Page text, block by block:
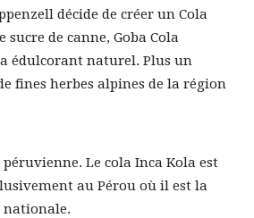
décide de créer un Cola
sucre de canne, Goba Cola
édulcorant naturel. Plus un
fines herbes alpines de la région
péruvienne. Le cola Inca Kola est
au Pérou où il est la
nationale.